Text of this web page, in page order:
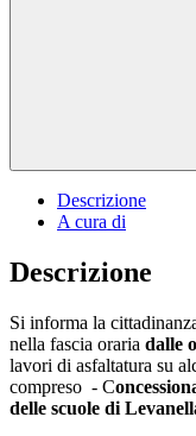
Descrizione
A cura di
Descrizione
Si informa la
nella fascia oraria dalle
lavori di asfaltatura su
compreso - C
delle scuole di